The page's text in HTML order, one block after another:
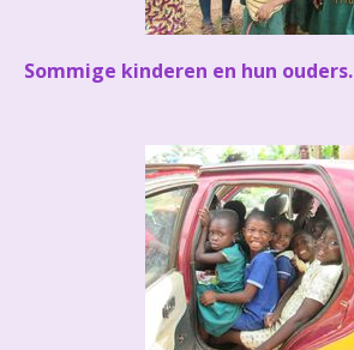
Sommige kinderen en hun ouders.